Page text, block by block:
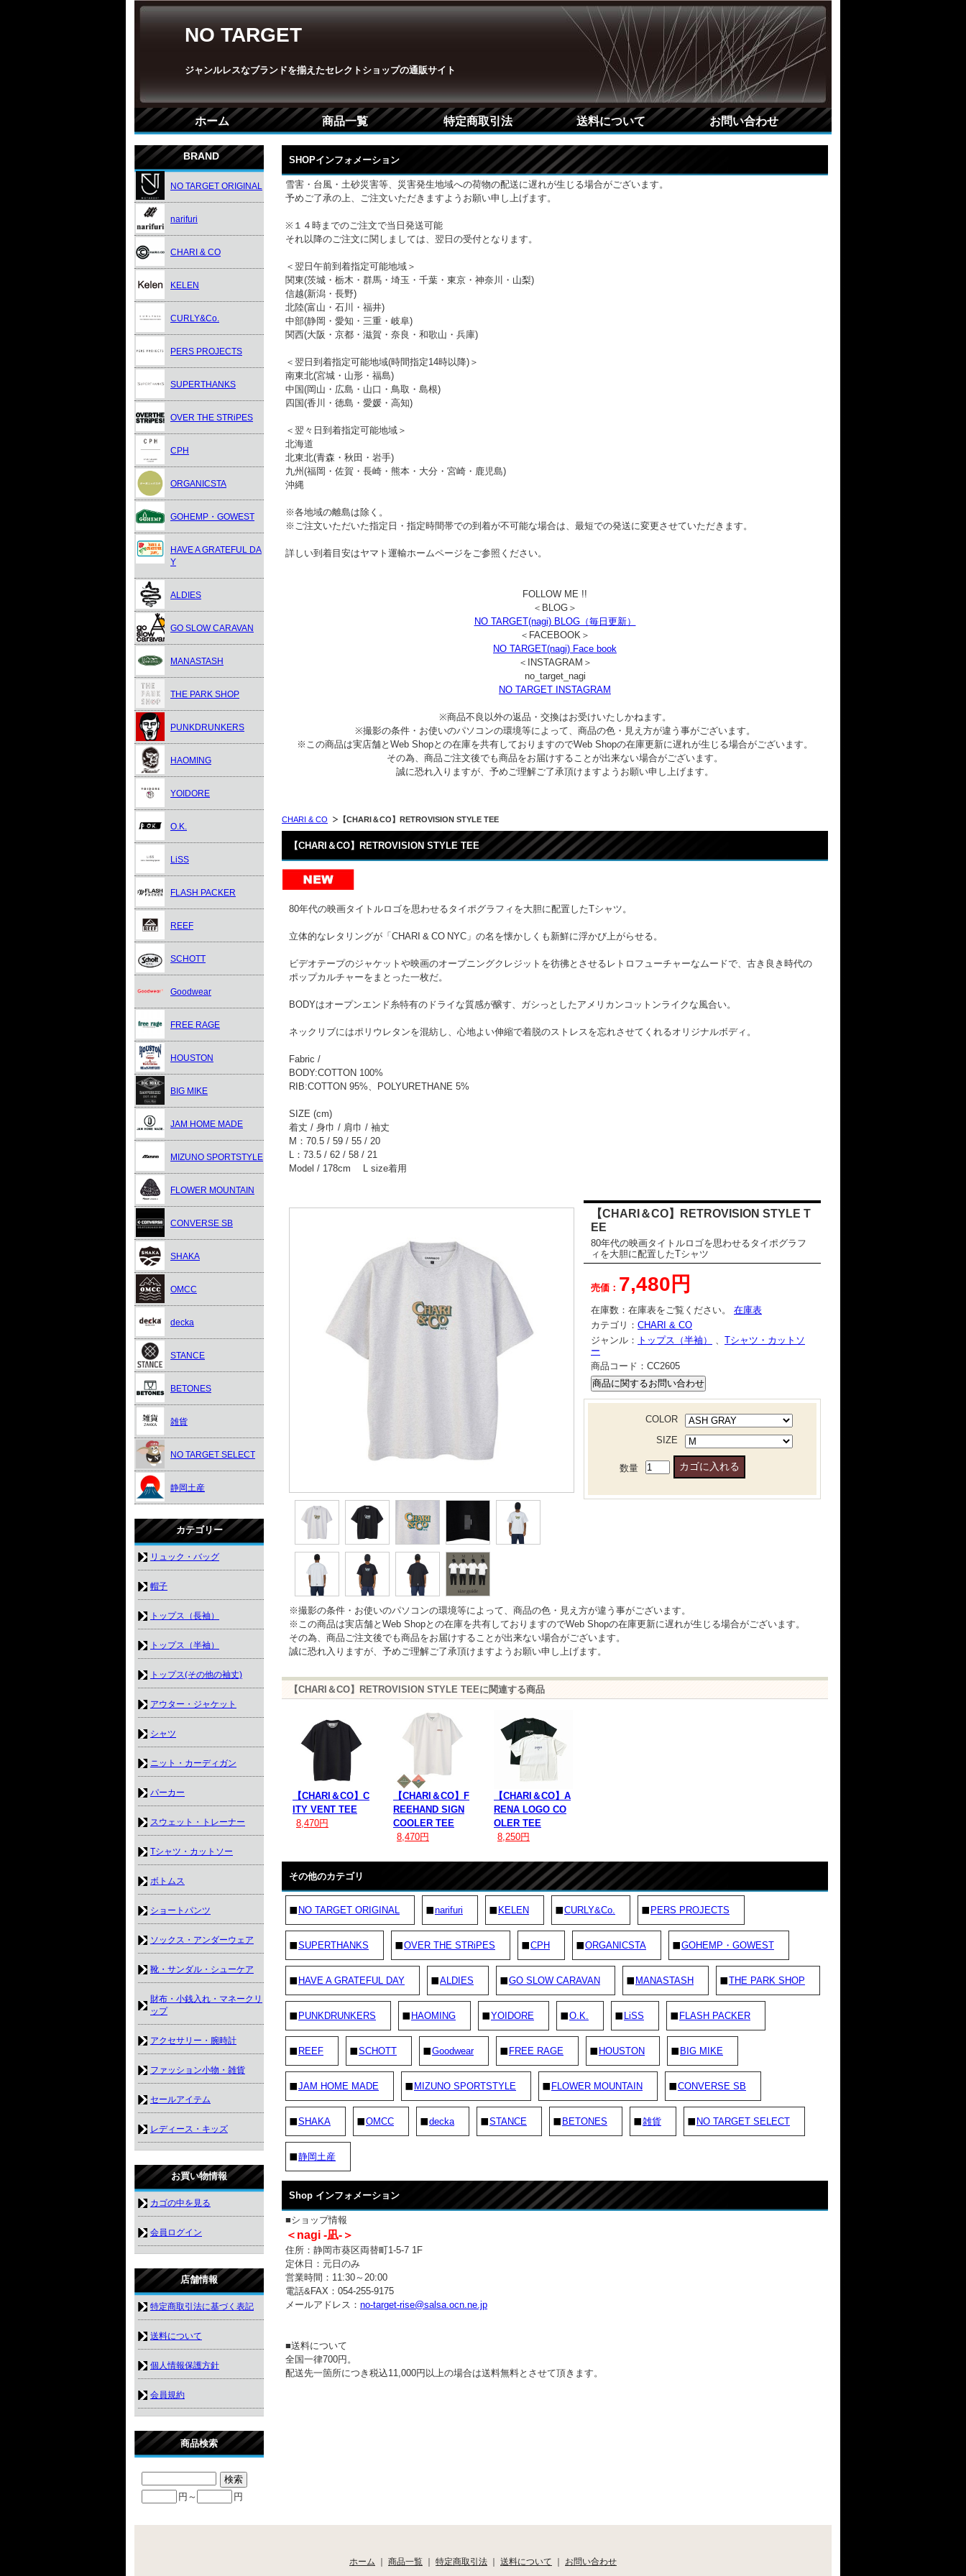
NO TARGET
ジャンルレスなブランドを揃えたセレクトショップの通販サイト
ホーム 商品一覧 特定商取引法 送料について お問い合わせ
SHOPインフォメーション
雪害・台風・土砂災害等、災害発生地域への荷物の配送に遅れが生じる場合がございます。
予めご了承の上、ご注文いただきますようお願い申し上げます。
※１４時までのご注文で当日発送可能
それ以降のご注文に関しましては、翌日の受付となります。
＜翌日午前到着指定可能地域＞
関東(茨城・栃木・群馬・埼玉・千葉・東京・神奈川・山梨)
信越(新潟・長野)
北陸(富山・石川・福井)
中部(静岡・愛知・三重・岐阜)
関西(大阪・京都・滋賀・奈良・和歌山・兵庫)
＜翌日到着指定可能地域(時間指定14時以降)＞
南東北(宮城・山形・福島)
中国(岡山・広島・山口・鳥取・島根)
四国(香川・徳島・愛媛・高知)
＜翌々日到着指定可能地域＞
北海道
北東北(青森・秋田・岩手)
九州(福岡・佐賀・長崎・熊本・大分・宮崎・鹿児島)
沖縄
※各地域の離島は除く。
※ご注文いただいた指定日・指定時間帯での到着が不可能な場合は、最短での発送に変更させていただきます。
詳しい到着目安はヤマト運輸ホームページをご参照ください。
FOLLOW ME !!
＜BLOG＞
NO TARGET(nagi) BLOG（毎日更新）
＜FACEBOOK＞
NO TARGET(nagi) Face book
＜INSTAGRAM＞
no_target_nagi
NO TARGET INSTAGRAM
※商品不良以外の返品・交換はお受けいたしかねます。
※撮影の条件・お使いのパソコンの環境等によって、商品の色・見え方が違う事がございます。
※この商品は実店舗とWeb Shopとの在庫を共有しておりますのでWeb Shopの在庫更新に遅れが生じる場合がございます。
その為、商品ご注文後でも商品をお届けすることが出来ない場合がございます。
誠に恐れ入りますが、予めご理解ご了承頂けますようお願い申し上げます。
CHARI & CO 【CHARI＆CO】RETROVISION STYLE TEE
【CHARI＆CO】RETROVISION STYLE TEE
80年代の映画タイトルロゴを思わせるタイポグラフィを大胆に配置したTシャツ。
立体的なレタリングが「CHARI & CO NYC」の名を懐かしくも新鮮に浮かび上がらせる。
ビデオテープのジャケットや映画のオープニングクレジットを彷彿とさせるレトロフューチャーなムードで、古き良き時代の
ポップカルチャーをまとった一枚だ。
BODYはオープンエンド糸特有のドライな質感が醸す、ガシっとしたアメリカンコットンライクな風合い。
ネックリブにはポリウレタンを混紡し、心地よい伸縮で着脱のストレスを忘れさせてくれるオリジナルボディ。
Fabric /
BODY:COTTON 100%
RIB:COTTON 95%、POLYURETHANE 5%
SIZE (cm)
着丈 / 身巾 / 肩巾 / 袖丈
M：70.5 / 59 / 55 / 20
L：73.5 / 62 / 58 / 21
Model / 178cm L size着用
【CHARI＆CO】RETROVISION STYLE T
EE
80年代の映画タイトルロゴを思わせるタイポグラフ
ィを大胆に配置したTシャツ
売価： 7,480円
在庫数： 在庫表をご覧ください。
在庫表
カテゴリ： CHARI & CO
ジャンル： トップス（半袖） 、 Tシャツ・カットソ
ー
商品コード： CC2605
COLOR
SIZE
数量
※撮影の条件・お使いのパソコンの環境等によって、商品の色・見え方が違う事がございます。
※この商品は実店舗とWeb Shopとの在庫を共有しておりますのでWeb Shopの在庫更新に遅れが生じる場合がございます。
その為、商品ご注文後でも商品をお届けすることが出来ない場合がございます。
誠に恐れ入りますが、予めご理解ご了承頂けますようお願い申し上げます。
【CHARI＆CO】RETROVISION STYLE TEEに関連する商品
【CHARI＆CO】C
ITY VENT TEE
8,470円
【CHARI＆CO】F
REEHAND SIGN
COOLER TEE
8,470円
【CHARI＆CO】A
RENA LOGO CO
OLER TEE
8,250円
その他のカテゴリ
NO TARGET ORIGINAL narifuri KELEN CURLY&Co. PERS PROJECTS
SUPERTHANKS OVER THE STRiPES CPH ORGANICSTA GOHEMP・GOWEST
HAVE A GRATEFUL DAY ALDIES GO SLOW CARAVAN MANASTASH THE PARK SHOP
PUNKDRUNKERS HAOMING YOIDORE O.K. LiSS FLASH PACKER
REEF SCHOTT Goodwear FREE RAGE HOUSTON BIG MIKE
JAM HOME MADE MIZUNO SPORTSTYLE FLOWER MOUNTAIN CONVERSE SB
SHAKA OMCC decka STANCE BETONES 雑貨 NO TARGET SELECT
静岡土産
Shop インフォメーション
■ショップ情報
＜nagi -凪-＞
住所：静岡市葵区両替町1-5-7 1F
定休日：元日のみ
営業時間：11:30～20:00
電話&FAX：054-255-9175
メールアドレス： no-target-rise@salsa.ocn.ne.jp
■送料について
全国一律700円。
配送先一箇所につき税込11,000円以上の場合は送料無料とさせて頂きます。
BRAND
NO TARGET ORIGINAL
narifuri
CHARI & CO
KELEN
CURLY&Co.
PERS PROJECTS
SUPERTHANKS
OVER THE STRiPES
CPH
ORGANICSTA
GOHEMP・GOWEST
HAVE A GRATEFUL DA
Y
ALDIES
GO SLOW CARAVAN
MANASTASH
THE PARK SHOP
PUNKDRUNKERS
HAOMING
YOIDORE
O.K.
LiSS
FLASH PACKER
REEF
SCHOTT
Goodwear
FREE RAGE
HOUSTON
BIG MIKE
JAM HOME MADE
MIZUNO SPORTSTYLE
FLOWER MOUNTAIN
CONVERSE SB
SHAKA
OMCC
decka
STANCE
BETONES
雑貨
NO TARGET SELECT
静岡土産
カテゴリー
リュック・バッグ
帽子
トップス（長袖）
トップス（半袖）
トップス(その他の袖丈)
アウター・ジャケット
シャツ
ニット・カーディガン
パーカー
スウェット・トレーナー
Tシャツ・カットソー
ボトムス
ショートパンツ
ソックス・アンダーウェア
靴・サンダル・シューケア
財布・小銭入れ・マネークリ
ップ
アクセサリー・腕時計
ファッション小物・雑貨
セールアイテム
レディース・キッズ
お買い物情報
カゴの中を見る
会員ログイン
店舗情報
特定商取引法に基づく表記
送料について
個人情報保護方針
会員規約
商品検索
円～ 円
ホーム ｜ 商品一覧 ｜ 特定商取引法 ｜ 送料について ｜ お問い合わせ